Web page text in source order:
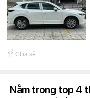
Chia sẻ
Nằm trong top 4